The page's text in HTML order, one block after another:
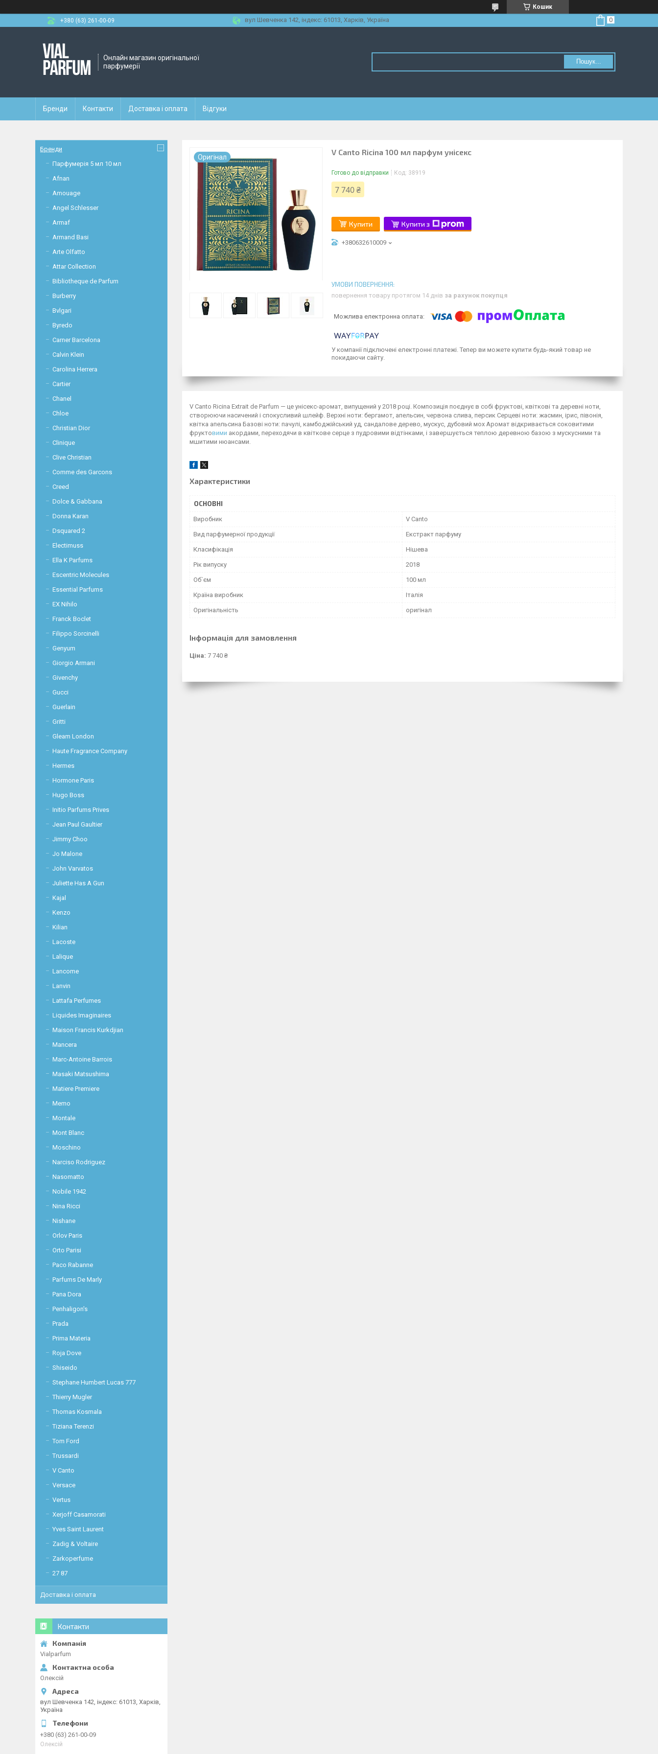
Кошик
+380 (63) 261-00-09
вул Шевченка 142, iндекс: 61013, Харків, Україна
Онлайн магазин оригінальної
парфумерії
Пошук...
Бренди Контакти Доставка і оплата Відгуки
Оригiнал
V Canto Ricina 100 мл парфум унісекс
Готово до відправки Код: 38919
7 740 ₴
Купити Купити з
+380632610009
повернення товару протягом 14 днів за рахунок покупця
У компанії підключені електронні платежі. Тепер ви можете купити будь-який товар не
покидаючи сайту.
V Canto Ricina Extrait de Parfum — це унісекс-аромат, випущений у 2018 році. Композиція поєднує в собі фруктові, квіткові та деревні ноти,
створюючи насичений і спокусливий шлейф. Верхні ноти: бергамот, апельсин, червона слива, персик Серцеві ноти: жасмин, ірис, півонія,
квітка апельсина Базові ноти: пачулі, камбоджійський уд, сандалове дерево, мускус, дубовий мох Аромат відкривається соковитими
фруктовими акордами, переходячи в квіткове серце з пудровими відтінками, і завершується теплою деревною базою з мускусними та
мшитими нюансами.
Характеристики
ОСНОВНІ
Виробник V Canto
Вид парфумерної продукції Екстракт парфуму
Класифікація Нішева
Рік випуску 2018
Об`єм 100 мл
Країна виробник Італія
Оригінальність оригінал
Інформація для замовлення
Ціна: 7 740 ₴
Бренди
Парфумерія 5 мл 10 мл
Afnan
Amouage
Angel Schlesser
Armaf
Armand Basi
Arte Olfatto
Attar Collection
Bibliotheque de Parfum
Burberry
Bvlgari
Byredo
Carner Barcelona
Calvin Klein
Carolina Herrera
Cartier
Chanel
Chloe
Christian Dior
Clinique
Clive Christian
Comme des Garcons
Creed
Dolce & Gabbana
Donna Karan
Dsquared 2
Electimuss
Ella K Parfums
Escentric Molecules
Essential Parfums
EX Nihilo
Franck Boclet
Filippo Sorcinelli
Genyum
Giorgio Armani
Givenchy
Gucci
Guerlain
Gritti
Gleam London
Haute Fragrance Company
Hermes
Hormone Paris
Hugo Boss
Initio Parfums Prives
Jean Paul Gaultier
Jimmy Choo
Jo Malone
John Varvatos
Juliette Has A Gun
Kajal
Kenzo
Kilian
Lacoste
Lalique
Lancome
Lanvin
Lattafa Perfumes
Liquides Imaginaires
Maison Francis Kurkdjian
Mancera
Marc-Antoine Barrois
Masaki Matsushima
Matiere Premiere
Memo
Montale
Mont Blanc
Moschino
Narciso Rodriguez
Nasomatto
Nobile 1942
Nina Ricci
Nishane
Orlov Paris
Orto Parisi
Paco Rabanne
Parfums De Marly
Pana Dora
Penhaligon's
Prada
Prima Materia
Roja Dove
Shiseido
Stephane Humbert Lucas 777
Thierry Mugler
Thomas Kosmala
Tiziana Terenzi
Tom Ford
Trussardi
V Canto
Versace
Vertus
Xerjoff Casamorati
Yves Saint Laurent
Zadig & Voltaire
Zarkoperfume
27 87
Доставка і оплата
Контакти
Vialparfum
Олексій
вул Шевченка 142, iндекс: 61013, Харків,
Україна
+380 (63) 261-00-09
Олексій